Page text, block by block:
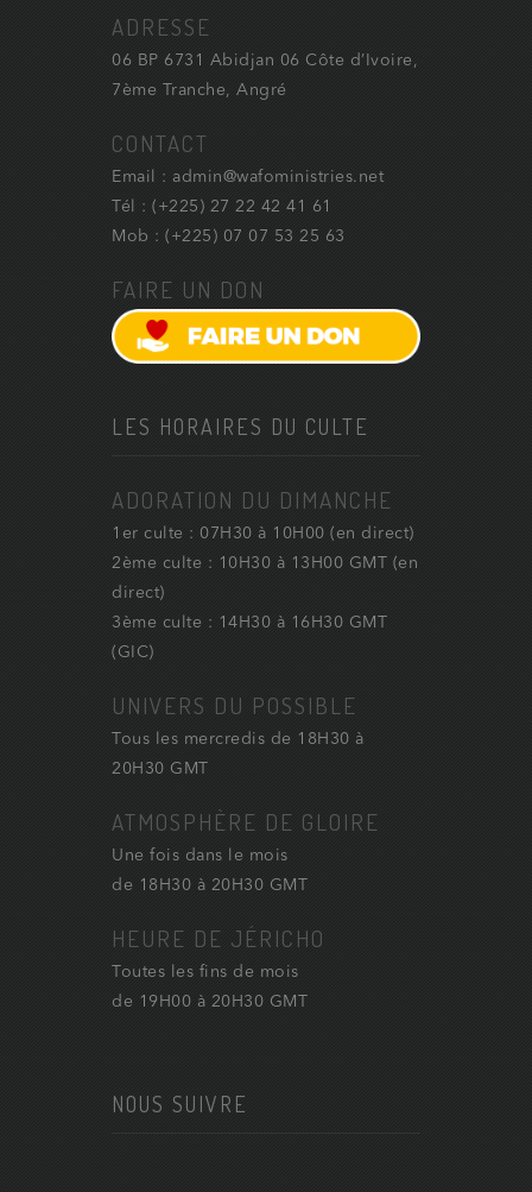
ADRESSE
06 BP 6731 Abidjan 06 Côte d’Ivoire,
7ème Tranche, Angré
CONTACT
Email : admin@wafoministries.net
Tél : (+225) 27 22 42 41 61
Mob : (+225) 07 07 53 25 63
FAIRE UN DON
LES HORAIRES DU CULTE
ADORATION DU DIMANCHE
1er culte : 07H30 à 10H00 (en direct)
2ème culte : 10H30 à 13H00 GMT (en
direct)
3ème culte : 14H30 à 16H30 GMT
(GIC)
UNIVERS DU POSSIBLE
Tous les mercredis de 18H30 à
20H30 GMT
ATMOSPHÈRE DE GLOIRE
Une fois dans le mois
de 18H30 à 20H30 GMT
HEURE DE JÉRICHO
Toutes les fins de mois
de 19H00 à 20H30 GMT
NOUS SUIVRE